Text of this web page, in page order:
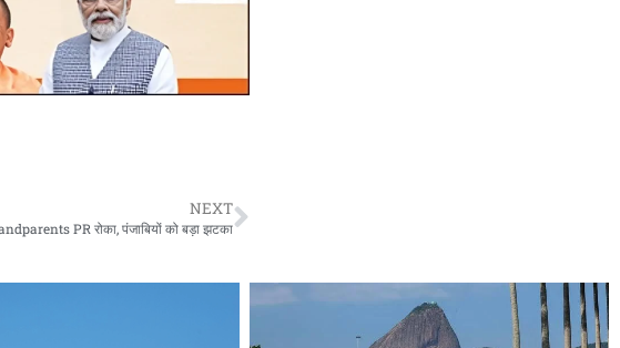
NEXT
PR रोका, पंजाबियों को बड़ा झटका